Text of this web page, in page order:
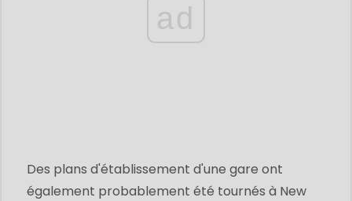
ad
Des plans d'établissement d'une gare ont
également probablement été tournés à New